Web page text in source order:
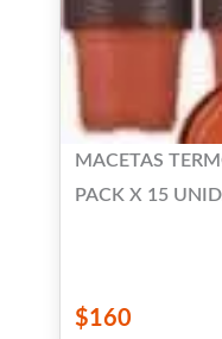
MACETAS
PACK X 15
$160